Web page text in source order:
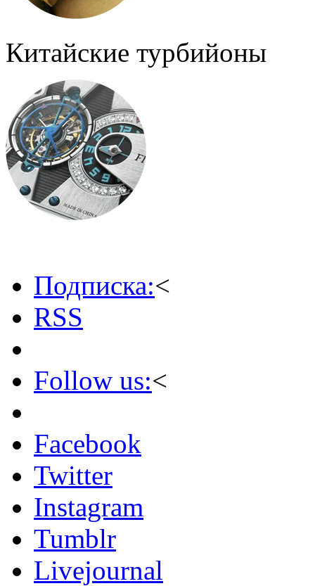
Китайские турбийоны
Подписка:<
RSS
Follow us:<
Facebook
Twitter
Instagram
Tumblr
Livejournal